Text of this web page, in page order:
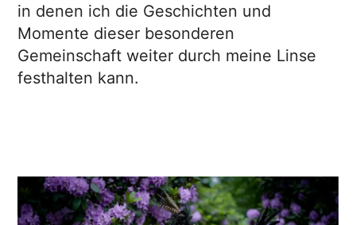
in denen ich die Geschichten und
Momente dieser besonderen
Gemeinschaft weiter durch meine Linse
festhalten kann.